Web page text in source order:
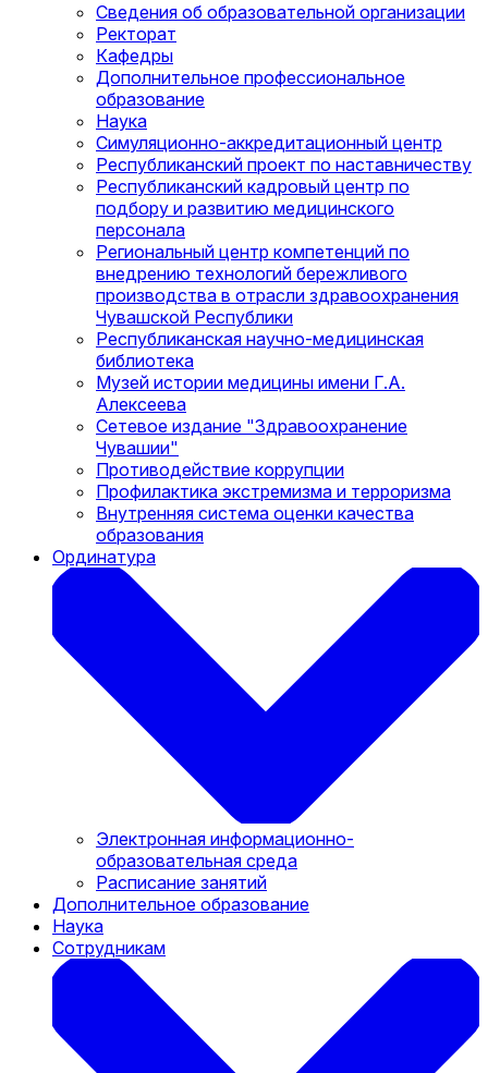
Сведения об образовательной организации
Ректорат
Кафедры
Дополнительное профессиональное
образование
Наука
Симуляционно-аккредитационный центр
Республиканский проект по наставничеству
Республиканский кадровый центр по
подбору и развитию медицинского
персонала
Региональный центр компетенций по
внедрению технологий бережливого
производства в отрасли здравоохранения
Чувашской Республики
Республиканская научно-медицинская
библиотека
Музей истории медицины имени Г.А.
Алексеева
Сетевое издание "Здравоохранение
Чувашии"
Противодействие коррупции
Профилактика экстремизма и терроризма
Внутренняя система оценки качества
образования
Ординатура
Электронная информационно-
образовательная среда
Расписание занятий
Дополнительное образование
Наука
Сотрудникам